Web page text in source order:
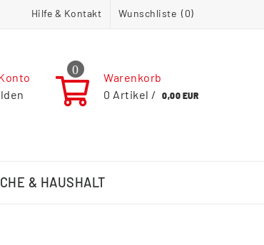
Hilfe & Kontakt Wunschliste (0)
0
Warenkorb
0 Artikel / 0,00 EUR
& HAUSHALT